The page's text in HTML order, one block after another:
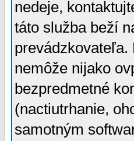
nedeje,
táto služba beží
prevádzkovateľa.
nemôže nijako
bezpredmetné
(nactiutrhanie,
samotným